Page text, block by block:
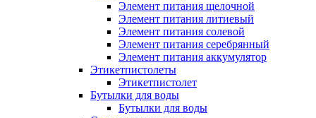
Элемент питания щелочной
Элемент питания литиевый
Элемент питания солевой
Элемент питания серебрянный
Элемент питания аккумулятор
Этикетпистолеты
Этикетпистолет
Бутылки для воды
Бутылки для воды